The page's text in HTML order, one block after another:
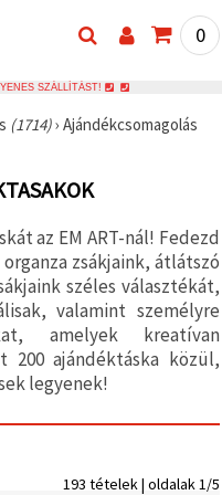
0
SZÁLLÍTÁST!
(1714)› Ajándékcsomagolás
az EM ART-nál! Fedezd
zsákjaink, átlátszó
széles választékát,
valamint személyre
amelyek kreatívan
200 ajándéktáska közül,
legyenek!
193 tételek | oldalak 1/5